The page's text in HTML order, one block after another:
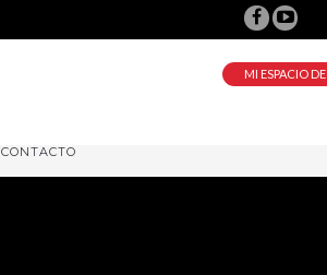
MI ESPACIO
CONTACTO